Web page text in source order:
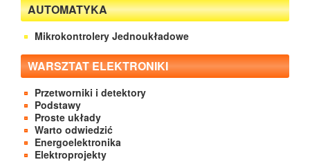
AUTOMATYKA
Mikrokontrolery Jednoukładowe
WARSZTAT ELEKTRONIKI
Przetworniki i detektory
Podstawy
Proste układy
Warto odwiedzić
Energoelektronika
Elektroprojekty